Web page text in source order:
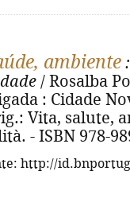
ambiente
/ Rosalba
: Cidade
Vita, salute,
- ISBN 978-
http://